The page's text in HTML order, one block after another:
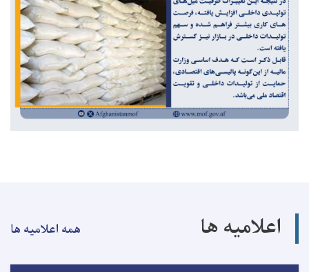
اعلامیه ها همه اعلامیه ها